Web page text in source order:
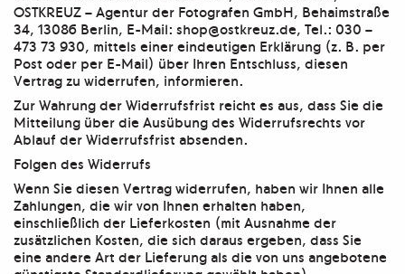
OSTKREUZ – Agentur der Fotografen GmbH, Behaimstraße
34, 13086 Berlin, E-Mail: shop@ostkreuz.de, Tel.: 030 –
473 73 930, mittels einer eindeutigen Erklärung (z. B. per
Post oder per E-Mail) über Ihren Entschluss, diesen
Vertrag zu widerrufen, informieren.
Zur Wahrung der Widerrufsfrist reicht es aus, dass Sie die
Mitteilung über die Ausübung des Widerrufsrechts vor
Ablauf der Widerrufsfrist absenden.
Folgen des Widerrufs
Wenn Sie diesen Vertrag widerrufen, haben wir Ihnen alle
Zahlungen, die wir von Ihnen erhalten haben,
einschließlich der Lieferkosten (mit Ausnahme der
zusätzlichen Kosten, die sich daraus ergeben, dass Sie
eine andere Art der Lieferung als die von uns angebotene